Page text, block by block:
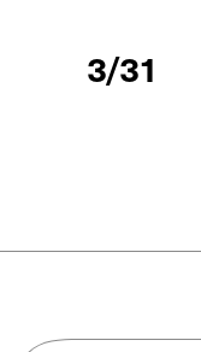
3/31